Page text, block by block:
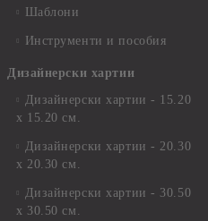
Шаблони
Инструменти и пособия
Дизайнерски хартии
Дизайнерски хартии - 15.20
х 15.20 см.
Дизайнерски хартии - 20.30
х 20.30 см.
Дизайнерски хартии - 30.50
х 30.50 см.